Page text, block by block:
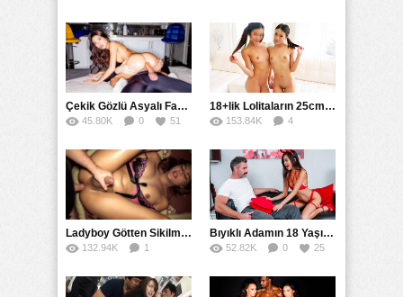
Çekik Gözlü Asyalı Fahişenin Çılgın Sikişi
45.80K 0 51
18+lik Lolitaların 25cm’lik Çiviyle İmtihanı
153.84K
4
Ladyboy Götten Sikilmeyi Alışkanlık Edinmiş
132.94K
1
Bıyıklı Adamın 18 Yaşındaki Asyalı Fahişesi
52.82K 0 25